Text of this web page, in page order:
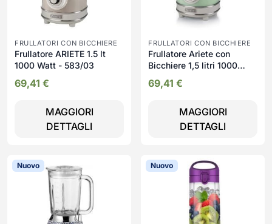
FRULLATORI CON BICCHIERE
Frullatore ARIETE 1.5 lt
1000 Watt - 583/03
69,41 €
MAGGIORI
DETTAGLI
FRULLATORI CON BICCHIERE
Frullatore Ariete con
Bicchiere 1,5 litri 1000
04
69,41 €
MAGGIORI
DETTAGLI
Nuovo Nuovo